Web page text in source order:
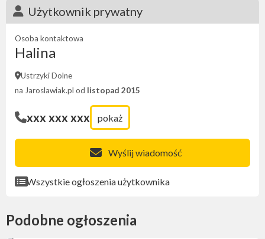
Użytkownik prywatny
Osoba kontaktowa
Halina
Ustrzyki Dolne
na Jaroslawiak.pl od listopad 2015
xxx xxx xxx pokaż
Wyślij wiadomość
Wszystkie ogłoszenia użytkownika
Podobne ogłoszenia